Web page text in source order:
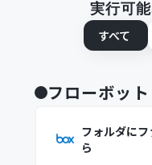
実行可
すべて
フローボッ
フォルダに
ら